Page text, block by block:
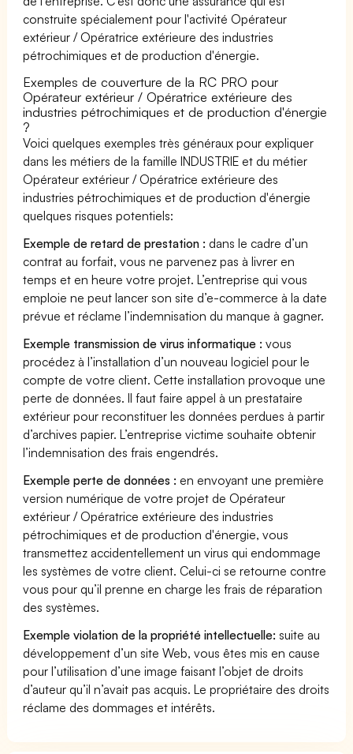
construite spécialement pour l'activité Opérateur
extérieur / Opératrice extérieure des industries
pétrochimiques et de production d'énergie.
Exemples de couverture de la RC PRO pour
Opérateur extérieur / Opératrice extérieure des
industries pétrochimiques et de production d'énergie
?
Voici quelques exemples très généraux pour expliquer
dans les métiers de la famille INDUSTRIE et du métier
Opérateur extérieur / Opératrice extérieure des
industries pétrochimiques et de production d'énergie
quelques risques potentiels:
Exemple de retard de prestation : dans le cadre d’un
contrat au forfait, vous ne parvenez pas à livrer en
temps et en heure votre projet. L’entreprise qui vous
emploie ne peut lancer son site d’e-commerce à la date
prévue et réclame l’indemnisation du manque à gagner.
Exemple transmission de virus informatique : vous
procédez à l’installation d’un nouveau logiciel pour le
compte de votre client. Cette installation provoque une
perte de données. Il faut faire appel à un prestataire
extérieur pour reconstituer les données perdues à partir
d’archives papier. L’entreprise victime souhaite obtenir
l’indemnisation des frais engendrés.
Exemple perte de données : en envoyant une première
version numérique de votre projet de Opérateur
extérieur / Opératrice extérieure des industries
pétrochimiques et de production d'énergie, vous
transmettez accidentellement un virus qui endommage
les systèmes de votre client. Celui-ci se retourne contre
vous pour qu’il prenne en charge les frais de réparation
des systèmes.
Exemple violation de la propriété intellectuelle: suite au
développement d’un site Web, vous êtes mis en cause
pour l’utilisation d’une image faisant l’objet de droits
d’auteur qu’il n’avait pas acquis. Le propriétaire des droits
réclame des dommages et intérêts.